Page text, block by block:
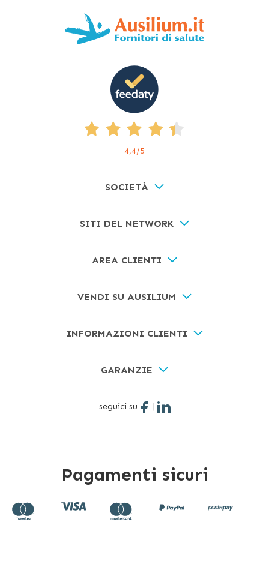
4,4/5
SOCIETÀ
SITI DEL NETWORK
AREA CLIENTI
VENDI SU AUSILIUM
INFORMAZIONI CLIENTI
GARANZIE
seguici su |
Pagamenti sicuri